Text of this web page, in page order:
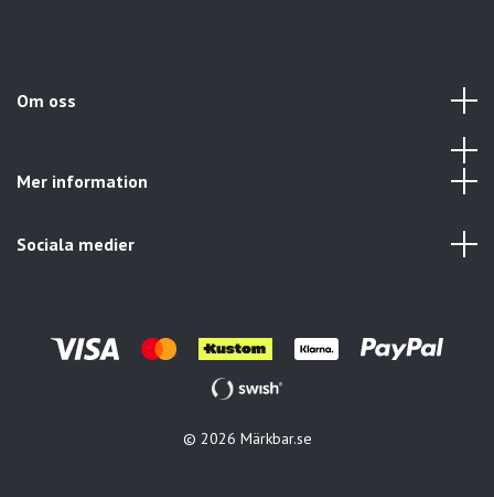
Om oss
Mer information
Sociala medier
© 2026 Märkbar.se